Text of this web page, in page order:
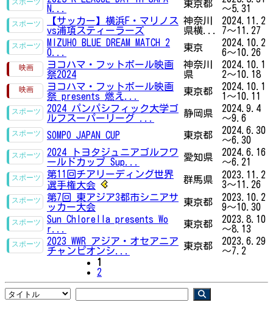
N...
東京都
～5.31
【サッカー】横浜F・マリノス
vs浦項スティーラーズ
神奈川
県横...
2024.11.2
7～11.27
MIZUHO BLUE DREAM MATCH 2
0...
東京
2024.10.2
6～10.26
ヨコハマ・フットボール映画
祭2024
神奈川
県
2024.10.1
2～10.18
ヨコハマ・フットボール映画
祭 presents 燃え...
東京都
2024.10.1
1～10.11
2024 パンパシフィック大学ゴ
ルフスーパーリーグ ...
静岡県
2024.9.4
～9.6
SOMPO JAPAN CUP
東京都
2024.6.30
～6.30
2024 トヨタジュニアゴルフワ
ールドカップ Sup...
愛知県
2024.6.16
～6.21
第11回チアリーディング世界
選手権大会
群馬県
2023.11.2
3～11.26
第7回 東アジア3都市シニアサ
ッカー大会
東京都
2023.10.2
9～10.30
Sun Chlorella presents Wo
r...
東京都
2023.8.10
～8.13
2023 WWR アジア・オセアニア
チャンピオンシ...
東京都
2023.6.29
～7.2
1
2